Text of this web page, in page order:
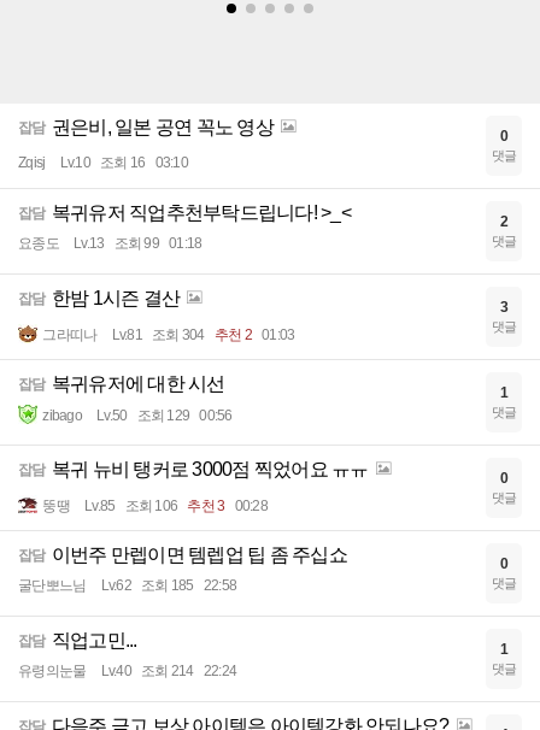
잡담 권은비, 일본 공연 꼭노 영상
Zqisj Lv.10 조회 16 03:10
0
댓글
잡담 복귀유저 직업추천부탁드립니다! >_<
요종도 Lv.13 조회 99 01:18
2
댓글
잡담 한밤 1시즌 결산
그라띠나 Lv.81 조회 304 추천 2 01:03
3
댓글
잡담 복귀유저에 대한 시선
zibago Lv.50 조회 129 00:56
1
댓글
잡담 복귀 뉴비 탱커로 3000점 찍었어요 ㅠㅠ
뚱땡 Lv.85 조회 106 추천 3 00:28
0
댓글
잡담 이번주 만렙이면 템렙업 팁 좀 주십쇼
굴단뽀느님 Lv.62 조회 185 22:58
0
댓글
잡담 직업고민...
유령의눈물 Lv.40 조회 214 22:24
1
댓글